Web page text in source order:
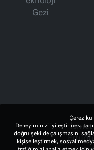
Gezi
İsmet
Çerez
Deneyiminizi iyileştirmek,
doğru şekilde çalışmasını
kişiselleştirmek, sosyal